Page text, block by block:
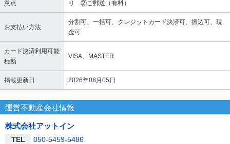
意点
り ②ご郵送（有料）
お支払い方法
分割可、一括可、クレジットカード決済可、振込可、現
金可
カード決済利用可能
種類
VISA、MASTER
掲載更新日 2026年08月05日
運営不動産会社情報
株式会社アットイン
TEL
050-5459-5486